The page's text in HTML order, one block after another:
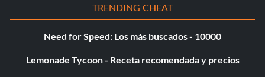
Privilegio de cámara (Habilidades locas): Realiza diez
cruces con éxito en una partida.
tamaño más pequeño en la Batalla con el Jefe Yao Ming.
TRENDING CHEAT
Need for Speed: Los más buscados - 10000
Lemonade Tycoon - Receta recomendada y precios